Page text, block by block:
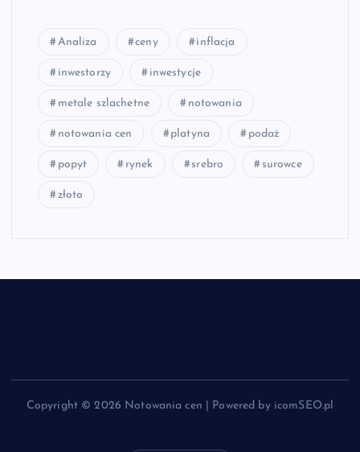
Analiza ceny inflacja
inwestorzy inwestycje
metale szlachetne notowania
notowania cen platyna podaż
popyt rynek srebro surowce
złoto
Copyright © 2026 Notowania cen | Powered by icomSEO.pl